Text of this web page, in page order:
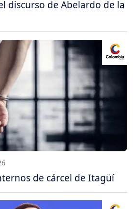
discurso de Abelardo de la
de cárcel de Itagüí